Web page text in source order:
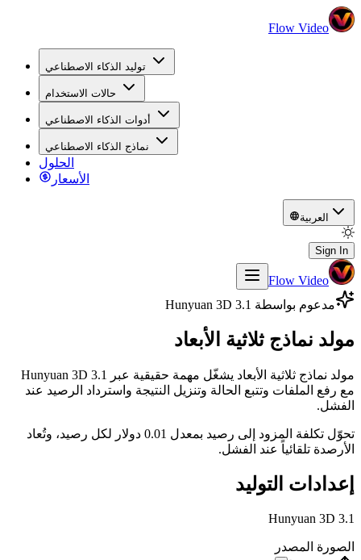
Flow Video
توليد الذكاء الاصطناعي
حالات الاستخدام
أدوات الذكاء الاصطناعي
نماذج الذكاء الاصطناعي
الحلول
الأسعار
العربية
Sign In
Flow Video
مدعوم بواسطة Hunyuan 3D 3.1
مولد نماذج ثلاثية الأبعاد
مولد نماذج ثلاثية الأبعاد يشغّل مهمة حقيقية عبر Hunyuan 3D 3.1
مع رفع الملفات وتتبع الحالة وتنزيل النتيجة واسترداد الرصيد عند
الفشل.
تحوّل تكلفة المزود إلى رصيد بمعدل 0.01 دولار لكل رصيد، وتُعاد
الأرصدة تلقائياً عند الفشل.
إعدادات التوليد
Hunyuan 3D 3.1
الصورة المصدر